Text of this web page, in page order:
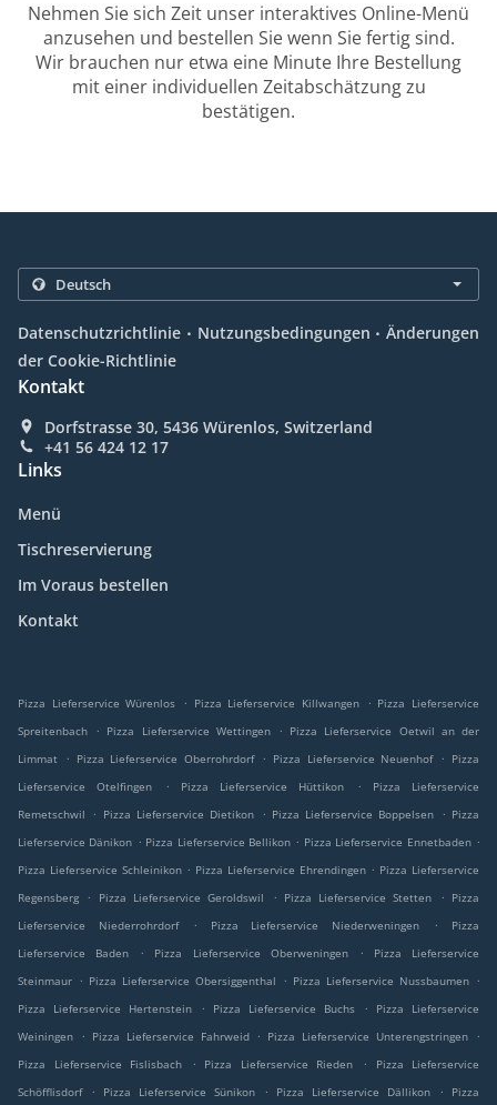
Nehmen Sie sich Zeit unser interaktives Online-Menü
anzusehen und bestellen Sie wenn Sie fertig sind.
Wir brauchen nur etwa eine Minute Ihre Bestellung
mit einer individuellen Zeitabschätzung zu
bestätigen.
Datenschutzrichtlinie . Nutzungsbedingungen . Änderungen
der Cookie-Richtlinie
Kontakt
Dorfstrasse 30, 5436 Würenlos, Switzerland
+41 56 424 12 17
Links
Menü
Tischreservierung
Im Voraus bestellen
Kontakt
Pizza Lieferservice Würenlos . Pizza Lieferservice Killwangen . Pizza Lieferservice
Spreitenbach
. Pizza Lieferservice Wettingen . Pizza Lieferservice Oetwil an der
Limmat
. Pizza Lieferservice Oberrohrdorf . Pizza Lieferservice Neuenhof . Pizza
Lieferservice Otelfingen
. Pizza Lieferservice Hüttikon .
Pizza Lieferservice
Remetschwil
. Pizza Lieferservice Dietikon . Pizza Lieferservice Boppelsen . Pizza
Lieferservice Dänikon . Pizza Lieferservice Bellikon . Pizza Lieferservice Ennetbaden .
Pizza Lieferservice Schleinikon . Pizza Lieferservice Ehrendingen . Pizza Lieferservice
Regensberg
. Pizza Lieferservice Geroldswil . Pizza Lieferservice Stetten . Pizza
Lieferservice Niederrohrdorf
. Pizza Lieferservice Niederweningen .
Pizza
Lieferservice Baden
. Pizza Lieferservice Oberweningen .
Pizza Lieferservice
Steinmaur . Pizza Lieferservice Obersiggenthal . Pizza Lieferservice Nussbaumen .
Pizza Lieferservice Hertenstein
. Pizza Lieferservice Buchs .
Pizza Lieferservice
Weiningen
. Pizza Lieferservice Fahrweid . Pizza Lieferservice Unterengstringen
.
Pizza Lieferservice Fislisbach
. Pizza Lieferservice Rieden .
Pizza Lieferservice
Schöfflisdorf
. Pizza Lieferservice Sünikon . Pizza Lieferservice Dällikon . Pizza